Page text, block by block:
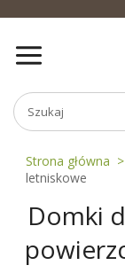
Strona główna
letniskowe
Domki